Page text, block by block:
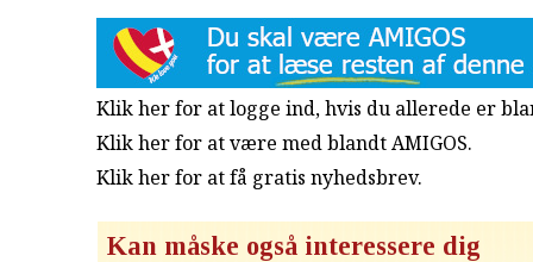
Klik her for at logge ind, hvis du allerede er
Klik her for at være med blandt AMIGOS.
Klik her for at få gratis nyhedsbrev.
Kan måske også interessere dig